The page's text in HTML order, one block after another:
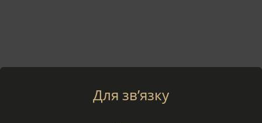
Для зв’язку